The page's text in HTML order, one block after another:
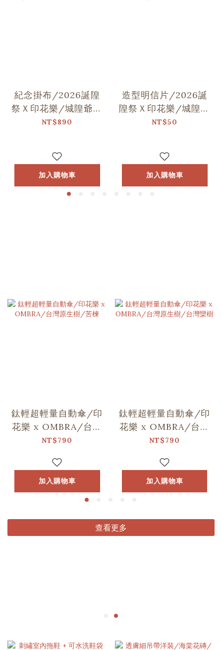
紀念掛布/2026誕隍
祭Ｘ印花樂/城隍爺與
范謝將軍跳舞
NT$890
加入購物車
造型明信片/2026誕
隍祭Ｘ印花樂/城隍老
爺跳舞
NT$50
加入購物車
鈦輕超輕量自動傘/印
花樂 x OMBRA/台灣
原生樹/苦楝
NT$790
加入購物車
鈦輕超輕量自動傘/印
花樂 x OMBRA/台灣
原生樹/台灣欒樹
NT$790
加入購物車
查看更多